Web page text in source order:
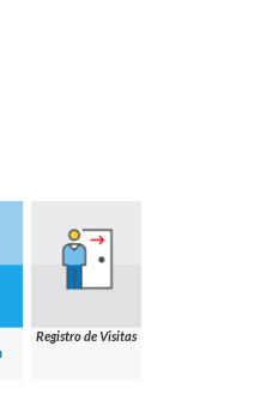
Registro de Visitas